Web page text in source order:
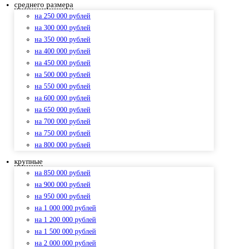
среднего размера
на 250 000 рублей
на 300 000 рублей
на 350 000 рублей
на 400 000 рублей
на 450 000 рублей
на 500 000 рублей
на 550 000 рублей
на 600 000 рублей
на 650 000 рублей
на 700 000 рублей
на 750 000 рублей
на 800 000 рублей
крупные
на 850 000 рублей
на 900 000 рублей
на 950 000 рублей
на 1 000 000 рублей
на 1 200 000 рублей
на 1 500 000 рублей
на 2 000 000 рублей